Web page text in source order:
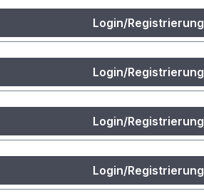
Login/Registrierung
Login/Registrierung
Login/Registrierung
Login/Registrierung